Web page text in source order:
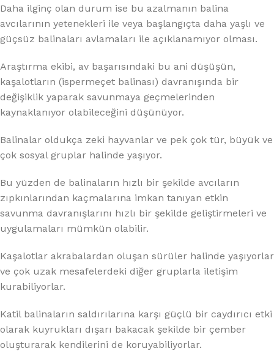
Daha ilginç olan durum ise bu azalmanın balina
avcılarının yetenekleri ile veya başlangıçta daha yaşlı ve
güçsüz balinaları avlamaları ile açıklanamıyor olması.
Araştırma ekibi, av başarısındaki bu ani düşüşün,
kaşalotların (ispermeçet balinası) davranışında bir
değişiklik yaparak savunmaya geçmelerinden
kaynaklanıyor olabileceğini düşünüyor.
Balinalar oldukça zeki hayvanlar ve pek çok tür, büyük ve
çok sosyal gruplar halinde yaşıyor.
Bu yüzden de balinaların hızlı bir şekilde avcıların
zıpkınlarından kaçmalarına imkan tanıyan etkin
savunma davranışlarını hızlı bir şekilde geliştirmeleri ve
uygulamaları mümkün olabilir.
Kaşalotlar akrabalardan oluşan sürüler halinde yaşıyorlar
ve çok uzak mesafelerdeki diğer gruplarla iletişim
kurabiliyorlar.
Katil balinaların saldırılarına karşı güçlü bir caydırıcı etki
olarak kuyrukları dışarı bakacak şekilde bir çember
oluşturarak kendilerini de koruyabiliyorlar.